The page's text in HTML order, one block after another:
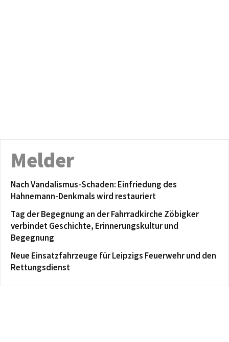
Melder
Nach Vandalismus-Schaden: Einfriedung des
Hahnemann-Denkmals wird restauriert
Tag der Begegnung an der Fahrradkirche Zöbigker
verbindet Geschichte, Erinnerungskultur und
Begegnung
Neue Einsatzfahrzeuge für Leipzigs Feuerwehr und den
Rettungsdienst